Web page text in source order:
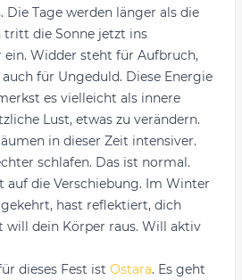
Die Tage werden länger als die
tritt die Sonne jetzt ins
ein. Widder steht für Aufbruch,
für Ungeduld. Diese Energie
es vielleicht als innere
Lust, etwas zu verändern.
in dieser Zeit intensiver.
schlafen. Das ist normal.
auf die Verschiebung. Im Winter
hast reflektiert, dich
will dein Körper raus. Will aktiv
dieses Fest ist Ostara. Es geht